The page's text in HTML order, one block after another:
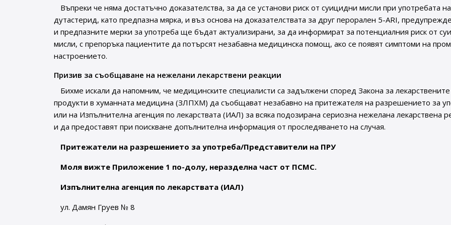
Въпреки че няма достатъчно доказателства, за да се установи риск от суицидни мисли при употребата на
дутастерид, като предпазна мярка, и въз основа на доказателствата за друг перорален 5-ARI,
и предпазните мерки за употреба ще бъдат актуализирани, за да информират за потенциалния риск от
мисли, с препоръка пациентите да потърсят незабавна медицинска помощ, ако се появят симптоми на
настроението.
Призив за съобщаване на нежелани лекарствени реакции
Бихме искали да напомним, че медицинските специалисти са задължени според Закона за лекарствените
продукти в хуманната медицина (ЗЛПХМ) да съобщават незабавно на притежателя на разрешението за
или на Изпълнителна агенция по лекарствата (ИАЛ) за всяка подозирана сериозна нежелана лекарствена
и да предоставят при поискване допълнителна информация от проследяването на случая.
Притежатели на разрешението за употреба/Представители на ПРУ
Моля вижте Приложение 1 по-долу, неразделна част от ПСМС.
Изпълнителна агенция по лекарствата (ИАЛ)
ул. Дамян Груев № 8